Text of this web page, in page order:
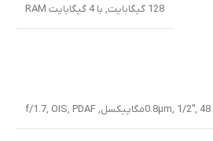
128 گیگابایت , با 4 گیگابایت RAM
0.8µm, 1/2″, 48مگاپیکسل ,
f/1.7, OIS, PDAF